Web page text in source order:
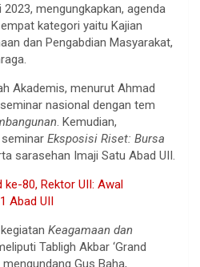
mengungkapkan, agenda
kategori yaitu Kajian
dan Pengabdian Masyarakat,
Akademis, menurut Ahmad
nasional dengan tem
. Kemudian,
Eksposisi Riset: Bursa
sarasehan Imaji Satu Abad UII.
ke-80, Rektor UII: Awal
Abad UII
Keagamaan dan
Tabligh Akbar ‘Grand
mengundang Gus Baha,